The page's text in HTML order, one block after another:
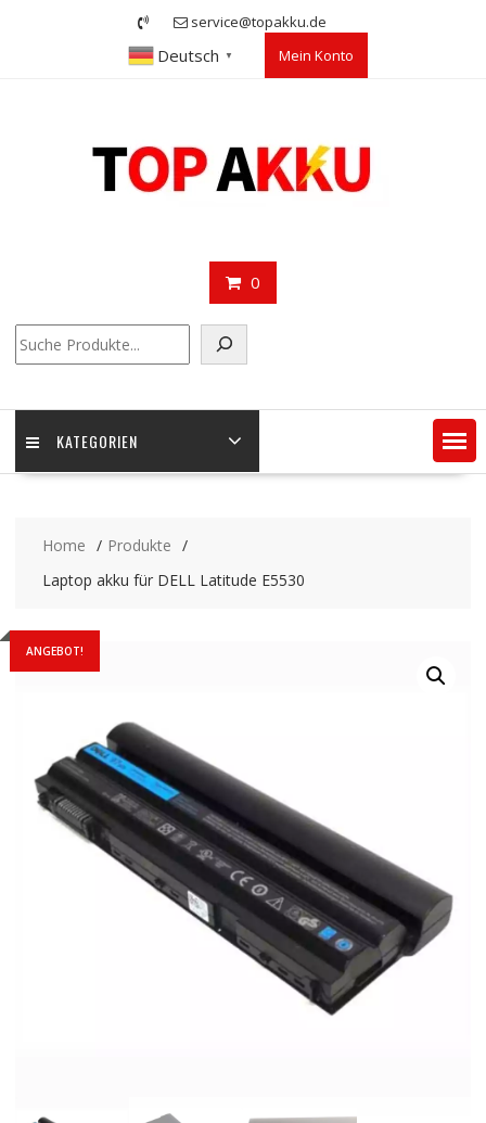
service@topakku.de
Deutsch ▼ Mein Konto
0
KATEGORIEN
Home
Produkte
Laptop akku für DELL Latitude E5530
ANGEBOT!